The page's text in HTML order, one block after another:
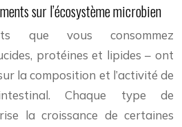
sur l’écosystème microbien
que vous consommez
protéines et lipides – ont
la composition et l’activité de
Chaque type de
la croissance de certaines